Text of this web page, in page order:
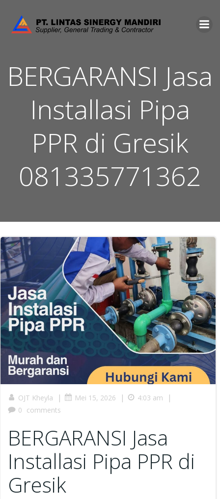
to
content
BERGARANSI Jasa
Installasi Pipa
PPR di Gresik
081335771362
OJT Kheyla | Mei 15, 2026 | 4:03 am |
0 comments
BERGARANSI Jasa
Installasi Pipa PPR di
Gresik